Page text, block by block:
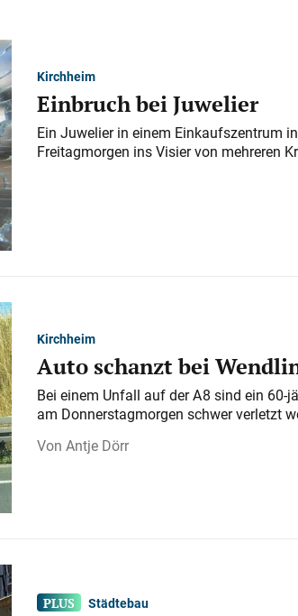
Kirchheim
Einbruch bei Juwelier
Ein Juwelier in einem Einkaufszentrum
Freitagmorgen ins Visier von mehreren
Kirchheim
Auto schanzt bei
Bei einem Unfall auf der A 8 sind ein
am Donnerstagmorgen schwer verletzt
Antje Dörr
Städtebau